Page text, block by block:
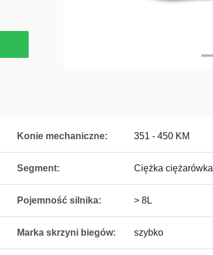
Konie mechaniczne: 351 - 450 KM
Segment: Ciężka ciężarówka
Pojemność silnika: > 8L
Marka skrzyni biegów: szybko